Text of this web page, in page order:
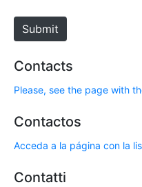
e
Submit
Contacts
Please, see the page with
Contactos
Acceda a la página con la
Contatti